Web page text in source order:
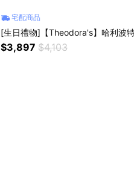
宅配商品
[生日禮物]【Theodora's】哈利波
$3,897 $4,103